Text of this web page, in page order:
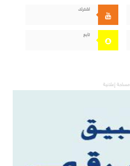
اشترك
تابع
مساحة إعلانية